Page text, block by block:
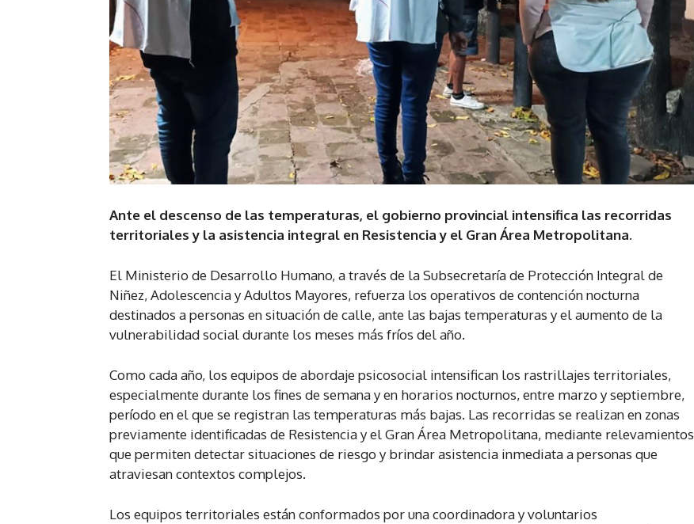
Ante el descenso de las temperaturas, el gobierno provincial intensifica las recorridas
territoriales y la asistencia integral en Resistencia y el Gran Área Metropolitana.
El Ministerio de Desarrollo Humano, a través de la Subsecretaría de Protección Integral de
Niñez, Adolescencia y Adultos Mayores, refuerza los operativos de contención nocturna
destinados a personas en situación de calle, ante las bajas temperaturas y el aumento de la
vulnerabilidad social durante los meses más fríos del año.
Como cada año, los equipos de abordaje psicosocial intensifican los rastrillajes territoriales,
especialmente durante los fines de semana y en horarios nocturnos, entre marzo y septiembre,
período en el que se registran las temperaturas más bajas. Las recorridas se realizan en zonas
previamente identificadas de Resistencia y el Gran Área Metropolitana, mediante relevamientos
que permiten detectar situaciones de riesgo y brindar asistencia inmediata a personas que
atraviesan contextos complejos.
Los equipos territoriales están conformados por una coordinadora y voluntarios